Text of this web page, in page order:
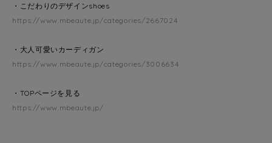
・こだわりのデザインshoes
https://www.mbeaute.jp/categories/2667024
・大人可愛いカーディガン
https://www.mbeaute.jp/categories/3006634
・TOPページを見る
https://www.mbeaute.jp/